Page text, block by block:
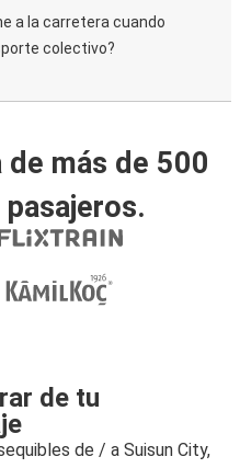
a la carretera cuando
colectivo?
de más de 500
de tu
de / a Suisun City,